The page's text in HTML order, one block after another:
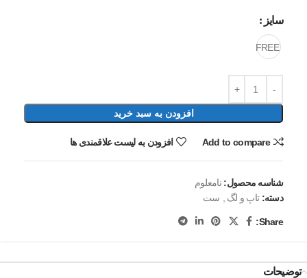
سایز
FREE
افزودن به سبد خرید
Add to compare افزودن به لیست علاقمندی ها
شناسه محصول: نامعلوم
دسته: تاپ و لگ ست
Share:
توضیحات